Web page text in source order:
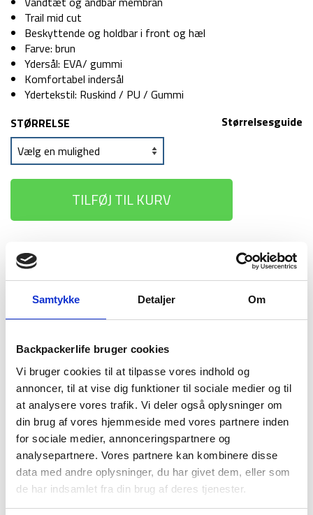
Samtykke Detaljer Om
Backpackerlife bruger cookies
Vi bruger cookies til at tilpasse vores indhold og
annoncer, til at vise dig funktioner til sociale medier og til
at analysere vores trafik. Vi deler også oplysninger om
din brug af vores hjemmeside med vores partnere inden
for sociale medier, annonceringspartnere og
analysepartnere. Vores partnere kan kombinere disse
data med andre oplysninger, du har givet dem, eller som
de har indsamlet fra din brug af deres tjenester.
899 kr.
Trail mid cut
Beskyttende og holdbar i front og hæl
Farve: brun
Ydersål: EVA/ gummi
Komfortabel indersål
Ydertekstil: Ruskind / PU / Gummi
Størrelsesguide
STØRRELSE
TILFØJ TIL KURV
100 dages
returret
BESKRIVELSE
YDERLIGERE INFORMATION
BRAND
FAQ
Chavez vandrestøvlen fra Trespass er en god outdoor støvle.
Denne mid- cut støvle vil beskytte dine fødder mod fugt da
den er vandtæt og stadig holde dine fødder ventileret
grundet dens åndbare membran. Dette gør, at Trespass
Chavez’ er en støvle der kan bruges under forskellige
vejrforhold.